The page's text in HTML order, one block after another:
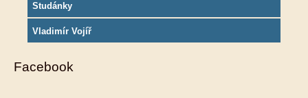
Studánky
Vladimír Vojíř
Facebook